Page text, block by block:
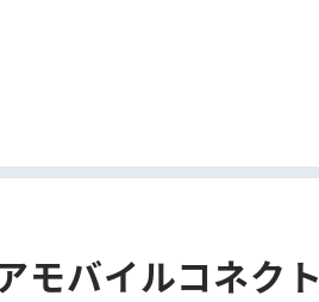
モバイルコネクト